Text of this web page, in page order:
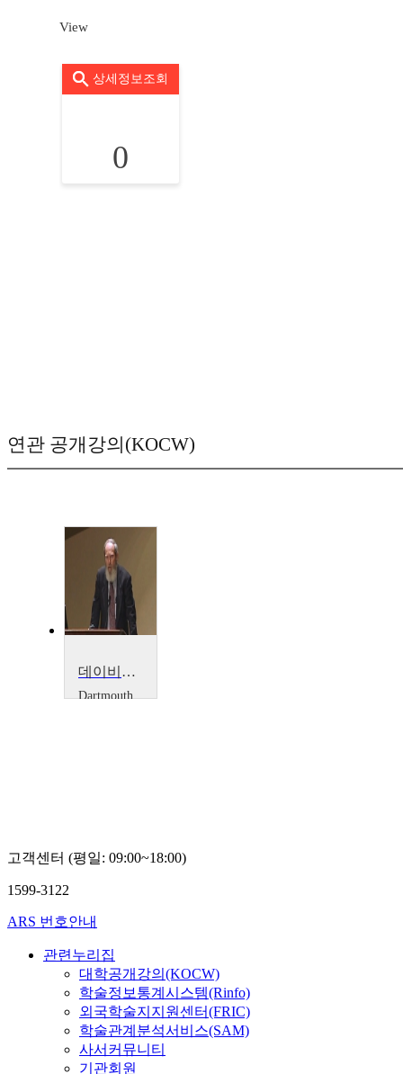
View
상세정보조회
0
연관 공개강의(KOCW)
데이비드 쉬프러:미국의 보이지 않는 워킹푸어 (일을 하지만 가난한 사람들)
Dartmouth
고객센터 (평일: 09:00~18:00)
1599-3122
ARS 번호안내
관련누리집
대학공개강의(KOCW)
학술정보통계시스템(Rinfo)
외국학술지지원센터(FRIC)
학술관계분석서비스(SAM)
사서커뮤니티
기관회원